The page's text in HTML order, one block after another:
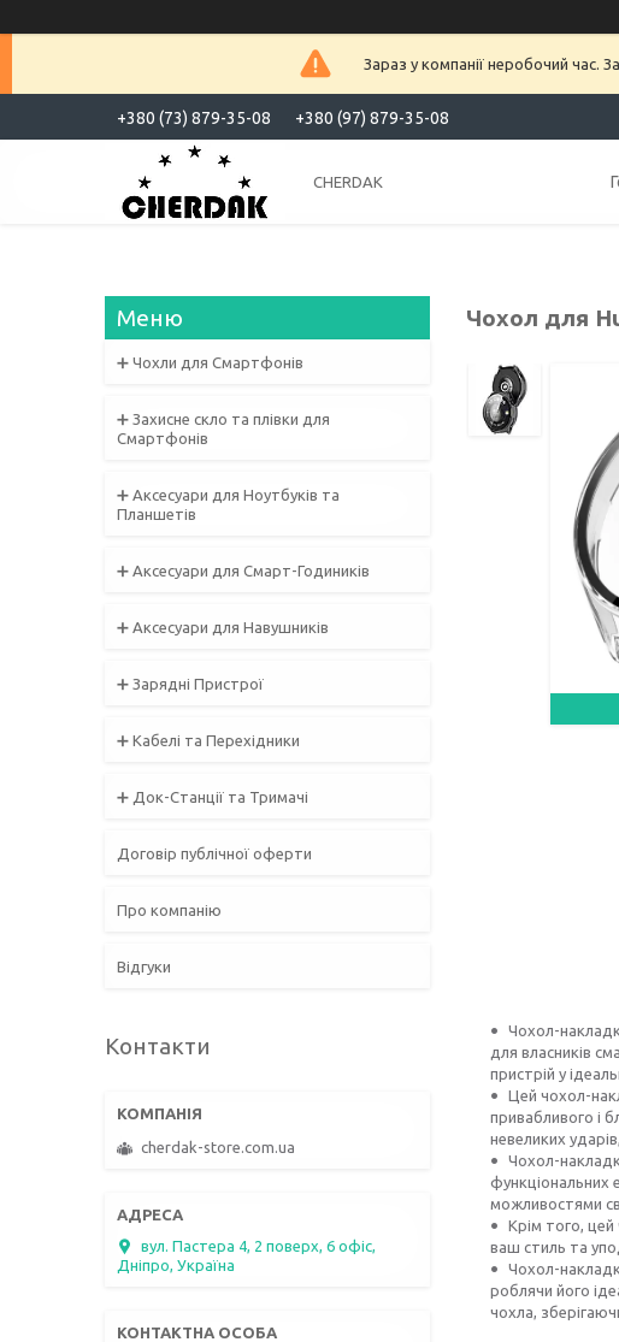
Зараз у компанії неробочий час.
+380 (73) 879-35-08 +380 (97) 879-35-08
CHERDAK
Чохол для
Чохол-
для власників
пристрій у
Цей чохол-
привабливого і
невеликих
Чохол-
функціональних
можливостями
Крім того,
ваш стиль та
Чохол-
роблячи його
чохла,
➕ Чохли для Смартфонів
➕ Захисне скло та плівки для
Смартфонів
➕ Аксесуари для Ноутбуків та
Планшетів
➕ Аксесуари для Смарт-Годиників
➕ Аксесуари для Навушників
➕ Зарядні Пристрої
➕ Кабелі та Перехідники
➕ Док-Станції та Тримачі
Договір публічної оферти
Про компанію
Відгуки
Контакти
cherdak-store.com.ua
вул. Пастера 4, 2 поверх, 6 офіс,
Дніпро, Україна